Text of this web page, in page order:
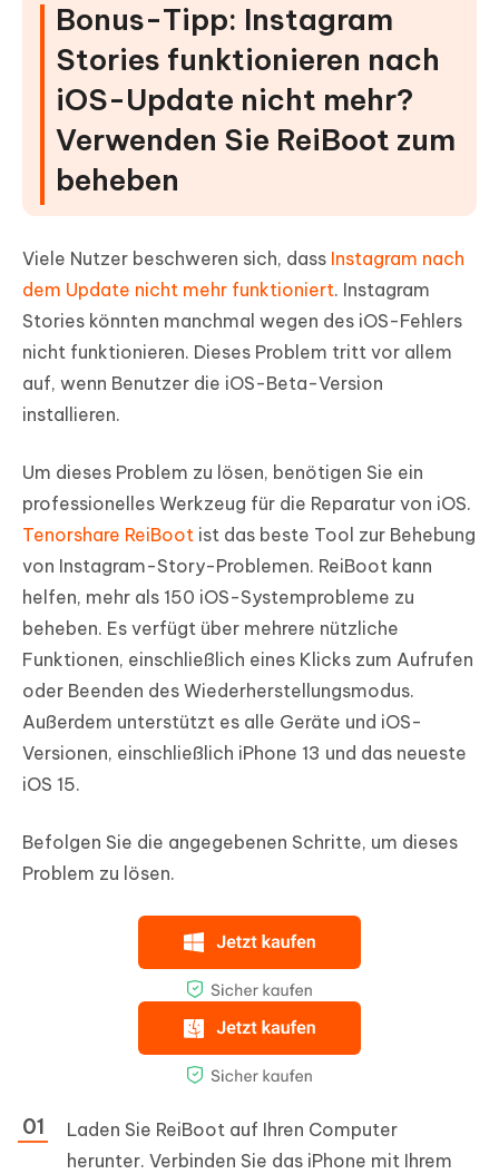
Bonus-Tipp: Instagram
Stories funktionieren nach
iOS-Update nicht mehr?
Verwenden Sie ReiBoot zum
beheben
Viele Nutzer beschweren sich, dass Instagram nach
dem Update nicht mehr funktioniert. Instagram
Stories könnten manchmal wegen des iOS-Fehlers
nicht funktionieren. Dieses Problem tritt vor allem
auf, wenn Benutzer die iOS-Beta-Version
installieren.
Um dieses Problem zu lösen, benötigen Sie ein
professionelles Werkzeug für die Reparatur von iOS.
Tenorshare ReiBoot ist das beste Tool zur Behebung
von Instagram-Story-Problemen. ReiBoot kann
helfen, mehr als 150 iOS-Systemprobleme zu
beheben. Es verfügt über mehrere nützliche
Funktionen, einschließlich eines Klicks zum Aufrufen
oder Beenden des Wiederherstellungsmodus.
Außerdem unterstützt es alle Geräte und iOS-
Versionen, einschließlich iPhone 13 und das neueste
iOS 15.
Befolgen Sie die angegebenen Schritte, um dieses
Problem zu lösen.
Laden Sie ReiBoot auf Ihren Computer
herunter. Verbinden Sie das iPhone mit Ihrem